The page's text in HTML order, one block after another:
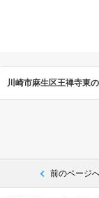
川崎市麻生区王禅寺東
前のページ